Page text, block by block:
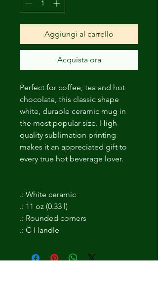
Aggiungi al carrello
Acquista ora
Perfect for coffee, tea and hot
chocolate, this classic shape
white, durable ceramic mug in
the most popular size. High
quality sublimation printing
makes it an appreciated gift to
every true hot beverage lover.
.: White ceramic
.: 11 oz (0.33 l)
.: Rounded corners
.: C-Handle